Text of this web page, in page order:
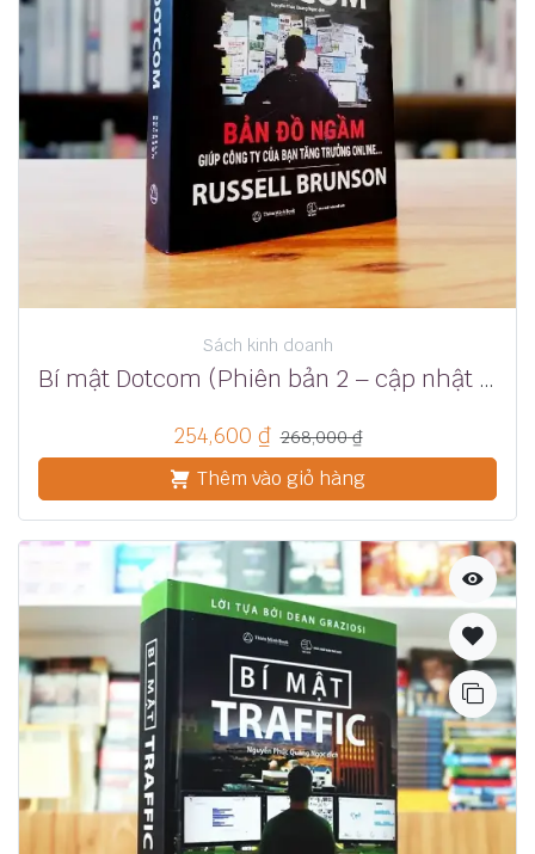
Sách kinh doanh
Bí mật Dotcom (Phiên bản 2 – cập nhật mới nhất) – Russell Brunson
254,600 ₫ 268,000₫
Thêm vào giỏ hàng